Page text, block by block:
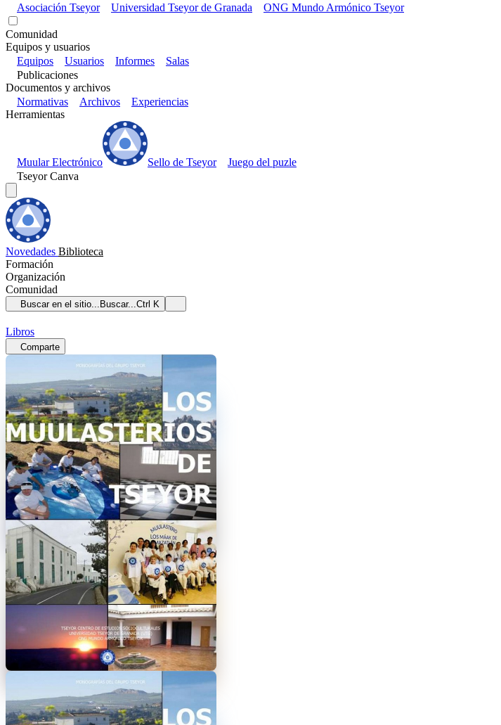
Asociación Tseyor
Universidad Tseyor de Granada ONG Mundo Armónico Tseyor
Comunidad
Equipos y usuarios
Equipos
Usuarios Informes
Salas
Publicaciones
Documentos y archivos
Normativas
Archivos
Experiencias
Herramientas
Muular Electrónico Sello de Tseyor
Juego del puzle
Tseyor Canva
Novedades Biblioteca
Formación
Organización
Comunidad
Buscar en el sitio... Buscar...Ctrl K
Libros
Comparte